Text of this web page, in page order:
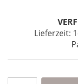
Lieferzeit: